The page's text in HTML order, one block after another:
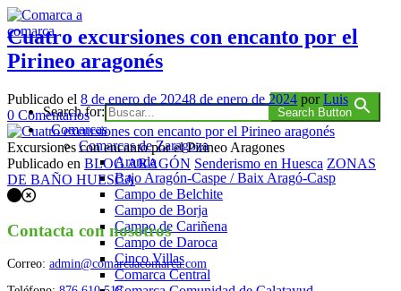
Saltar
al
contenido
Comarca a comarca
Search for: Search Button
Comarcas
Comarcas de Zaragoza
Aranda
Bajo Aragón-Caspe / Baix Aragó-Casp
Campo de Belchite
Campo de Borja
Campo de Cariñena
Campo de Daroca
Cinco Villas
Comarca Central
Cuatro excursiones con encanto por el
Pirineo aragonés
Publicado el 8 de enero de 20248 de enero de 2024 por Luis
0 Comentariosen
Cuatro
excursiones
con
encanto
por
Pirineo
aragonés
Excursiones con encanto por el Pirineo Aragones
Publicado en BLOG ARAGÓN Senderismo en Huesca ZONAS
DE BAÑO HUESCA
Navegación
de
puestos
Contacta con nosotros
Correo: admin@comarcaacomarca.com